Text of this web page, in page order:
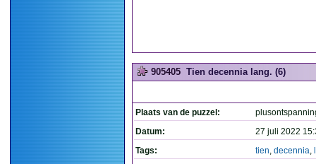
905405 Tien decennia lang. (6)
Plaats van de puzzel:
Datum:
27 juli 2022
Tags:
tien, decennia,